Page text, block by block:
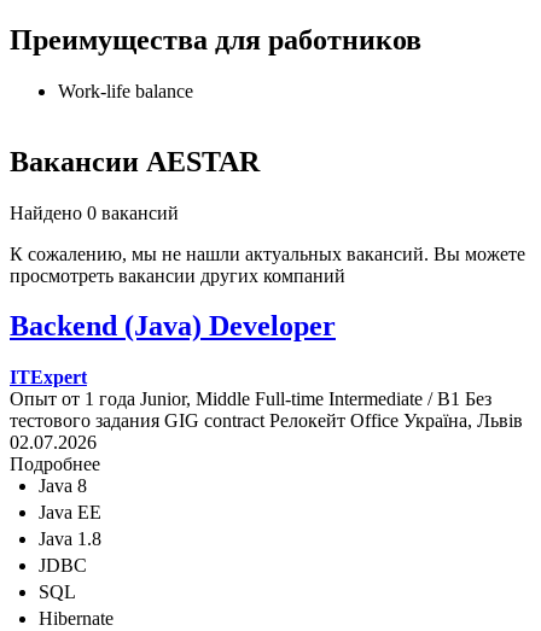
Преимущества для работников
Work-life balance
Вакансии AESTAR
Найдено 0 вакансий
К сожалению, мы не нашли актуальных вакансий. Вы можете
просмотреть вакансии других компаний
Backend (Java) Developer
ITExpert
Опыт от 1 года Junior, Middle Full-time Intermediate / B1 Без
тестового задания GIG contract Релокейт Office Україна, Львів
02.07.2026
Подробнее
Java 8
Java EE
Java 1.8
JDBC
SQL
Hibernate